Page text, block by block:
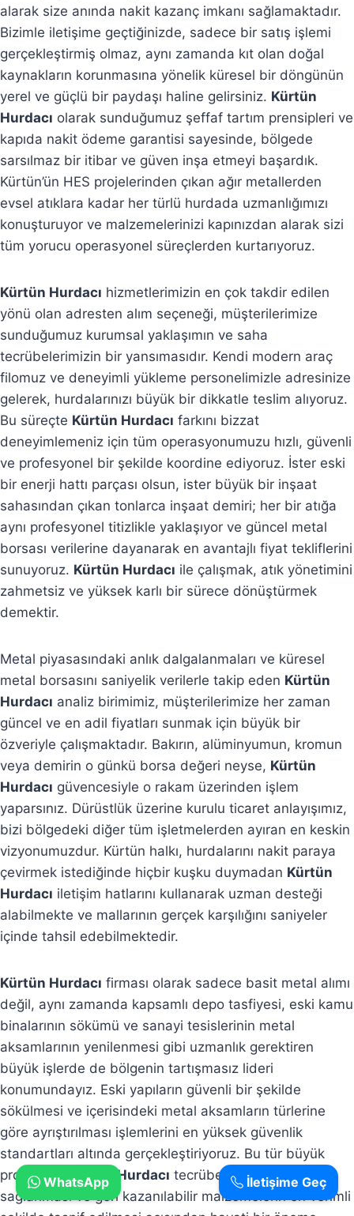
alarak size anında nakit kazanç imkanı sağlamaktadır.
Bizimle iletişime geçtiğinizde, sadece bir satış işlemi
gerçekleştirmiş olmaz, aynı zamanda kıt olan doğal
kaynakların korunmasına yönelik küresel bir döngünün
yerel ve güçlü bir paydaşı haline gelirsiniz. Kürtün
Hurdacı olarak sunduğumuz şeffaf tartım prensipleri ve
kapıda nakit ödeme garantisi sayesinde, bölgede
sarsılmaz bir itibar ve güven inşa etmeyi başardık.
Kürtün’ün HES projelerinden çıkan ağır metallerden
evsel atıklara kadar her türlü hurdada uzmanlığımızı
konuşturuyor ve malzemelerinizi kapınızdan alarak sizi
tüm yorucu operasyonel süreçlerden kurtarıyoruz.
Kürtün Hurdacı hizmetlerimizin en çok takdir edilen
yönü olan adresten alım seçeneği, müşterilerimize
sunduğumuz kurumsal yaklaşımın ve saha
tecrübelerimizin bir yansımasıdır. Kendi modern araç
filomuz ve deneyimli yükleme personelimizle adresinize
gelerek, hurdalarınızı büyük bir dikkatle teslim alıyoruz.
Bu süreçte Kürtün Hurdacı farkını bizzat
deneyimlemeniz için tüm operasyonumuzu hızlı, güvenli
ve profesyonel bir şekilde koordine ediyoruz. İster eski
bir enerji hattı parçası olsun, ister büyük bir inşaat
sahasından çıkan tonlarca inşaat demiri; her bir atığa
aynı profesyonel titizlikle yaklaşıyor ve güncel metal
borsası verilerine dayanarak en avantajlı fiyat tekliflerini
sunuyoruz. Kürtün Hurdacı ile çalışmak, atık yönetimini
zahmetsiz ve yüksek karlı bir sürece dönüştürmek
demektir.
Metal piyasasındaki anlık dalgalanmaları ve küresel
metal borsasını saniyelik verilerle takip eden Kürtün
Hurdacı analiz birimimiz, müşterilerimize her zaman
güncel ve en adil fiyatları sunmak için büyük bir
özveriyle çalışmaktadır. Bakırın, alüminyumun, kromun
veya demirin o günkü borsa değeri neyse, Kürtün
Hurdacı güvencesiyle o rakam üzerinden işlem
yaparsınız. Dürüstlük üzerine kurulu ticaret anlayışımız,
bizi bölgedeki diğer tüm işletmelerden ayıran en keskin
vizyonumuzdur. Kürtün halkı, hurdalarını nakit paraya
çevirmek istediğinde hiçbir kuşku duymadan Kürtün
Hurdacı iletişim hatlarını kullanarak uzman desteği
alabilmekte ve mallarının gerçek karşılığını saniyeler
içinde tahsil edebilmektedir.
Kürtün Hurdacı firması olarak sadece basit metal alımı
değil, aynı zamanda kapsamlı depo tasfiyesi, eski kamu
binalarının sökümü ve sanayi tesislerinin metal
aksamlarının yenilenmesi gibi uzmanlık gerektiren
büyük işlerde de bölgenin tartışmasız lideri
konumundayız. Eski yapıların güvenli bir şekilde
sökülmesi ve içerisindeki metal aksamların türlerine
göre ayrıştırılması işlemlerini en yüksek güvenlik
standartları altında gerçekleştiriyoruz. Bu tür büyük
projelerde
Kürtün Hurdacı tecrübesi, iş güvenliğinin
sağlanması ve geri kazanılabilir malzemelerin en verimli
İletişime Geç
WhatsApp